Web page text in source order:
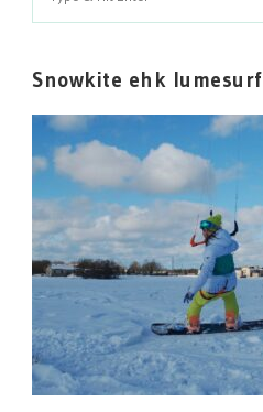
for:
Snowkite ehk lumesurf